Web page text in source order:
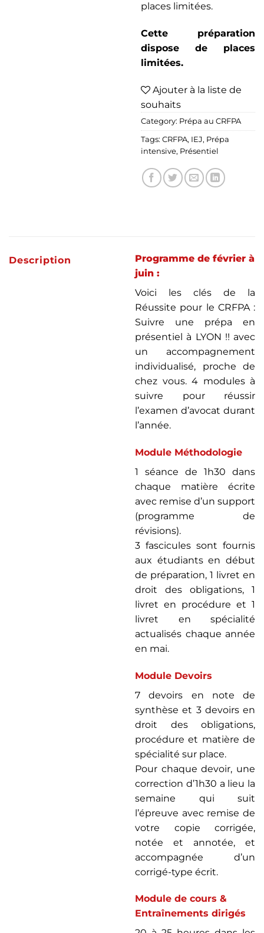
places limitées.
Cette préparation
dispose de places
limitées.
Ajouter à la liste de
souhaits
Category: Prépa au CRFPA
Tags: CRFPA, IEJ, Prépa
intensive, Présentiel
Description
Programme de février à
juin :
Voici les clés de la
Réussite pour le CRFPA :
Suivre une prépa en
présentiel à LYON !! avec
un accompagnement
individualisé, proche de
chez vous. 4 modules à
suivre pour réussir
l’examen d’avocat durant
l’année.
Module Méthodologie
1 séance de 1h30 dans
chaque matière écrite
avec remise d’un support
(programme de
révisions).
3 fascicules sont fournis
aux étudiants en début
de préparation, 1 livret en
droit des obligations, 1
livret en procédure et 1
livret en spécialité
actualisés chaque année
en mai.
Module Devoirs
7 devoirs en note de
synthèse et 3 devoirs en
droit des obligations,
procédure et matière de
spécialité sur place.
Pour chaque devoir, une
correction d’1h30 a lieu la
semaine qui suit
l’épreuve avec remise de
votre copie corrigée,
notée et annotée, et
accompagnée d’un
corrigé-type écrit.
Module de cours &
Entraînements dirigés